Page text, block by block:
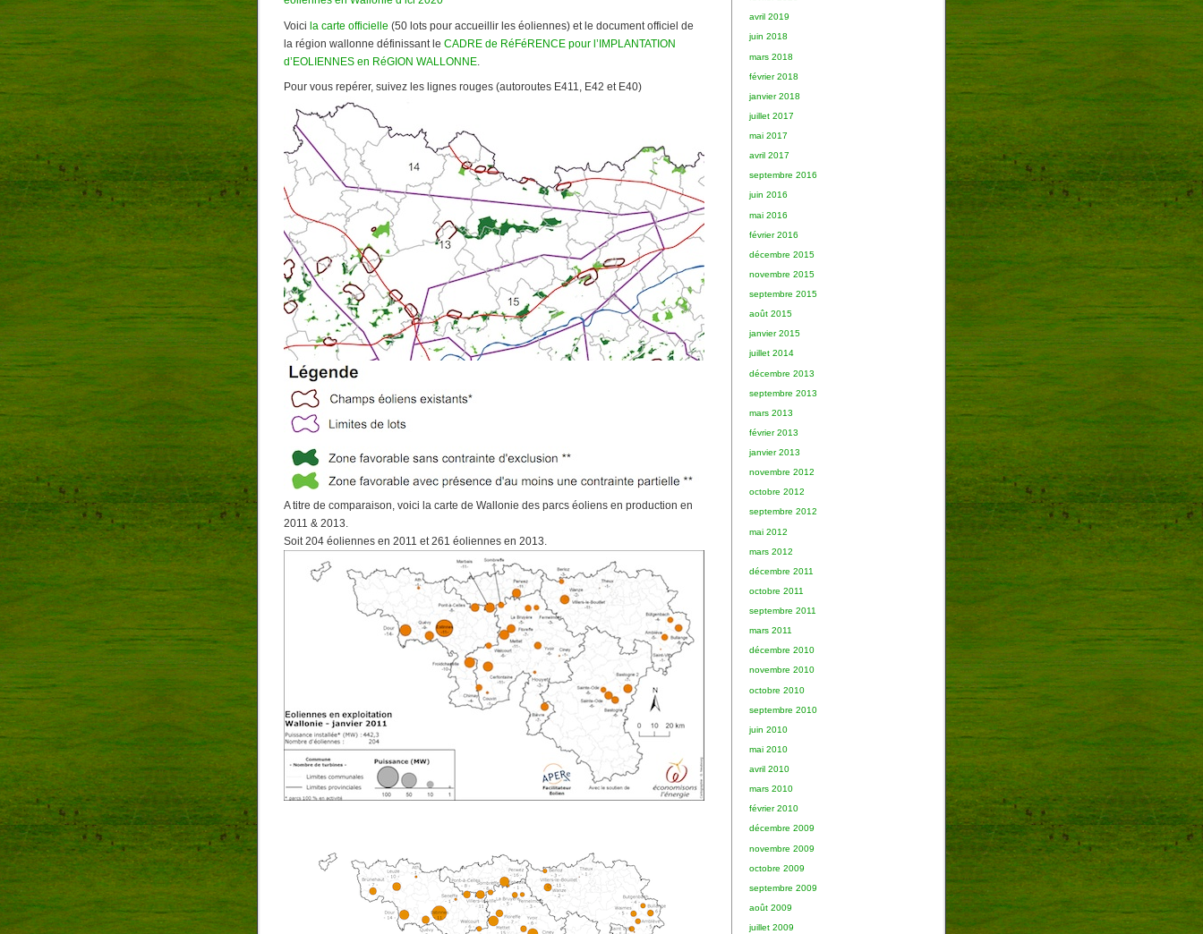
avril 2019
juin 2018
mars 2018
février 2018
janvier 2018
juillet 2017
mai 2017
avril 2017
septembre 2016
juin 2016
mai 2016
février 2016
décembre 2015
novembre 2015
septembre 2015
août 2015
janvier 2015
juillet 2014
décembre 2013
septembre 2013
mars 2013
février 2013
janvier 2013
novembre 2012
octobre 2012
septembre 2012
mai 2012
mars 2012
décembre 2011
octobre 2011
septembre 2011
mars 2011
décembre 2010
novembre 2010
octobre 2010
septembre 2010
juin 2010
mai 2010
avril 2010
mars 2010
février 2010
décembre 2009
novembre 2009
octobre 2009
septembre 2009
août 2009
juillet 2009
Voici la carte officielle (50 lots pour accueillir les éoliennes) et le document officiel de
la région wallonne définissant le CADRE de RéFéRENCE pour l’IMPLANTATION
d’EOLIENNES en RéGION WALLONNE
Pour vous repérer, suivez les lignes rouges (autoroutes E411, E42 et E40)
A titre de comparaison, voici la carte de Wallonie des parcs éoliens en production en
2011 & 2013.
Soit 204 éoliennes en 2011 et 261 éoliennes en 2013.